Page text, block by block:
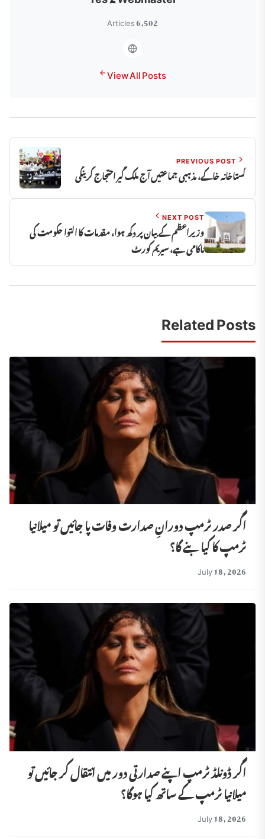
6,502 Articles
View All Posts
PREVIOUS POST
گستاخانہ خاکے، مذہبی جماعتیں آج ملک گیر احتجاج کرینگی
NEXT POST
وزیراعظم کے بیان پر دکھ ہوا، مقدمات کا التوا حکومت کی
ناکامی ہے، سیریم کورٹ
Related Posts
اگر صدر ٹرمپ دورانِ صدارت وفات پا جائیں تو میلانیا
ٹرمپ کا کیا بنے گا؟
July 18, 2026
اگر ڈونلڈ ٹرمپ اپنے صدارتی دور میں انتقال کر جائیں تو
میلانیا ٹرمپ کے ساتھ کیا ہوگا؟
July 18, 2026